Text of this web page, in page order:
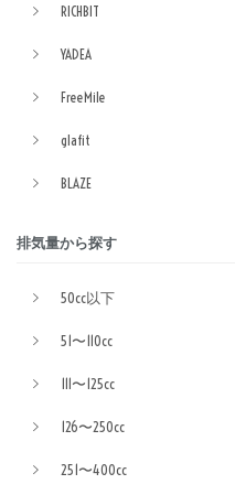
RICHBIT
YADEA
FreeMile
glafit
BLAZE
排気量から探す
50cc以下
51〜110cc
111〜125cc
126〜250cc
251〜400cc